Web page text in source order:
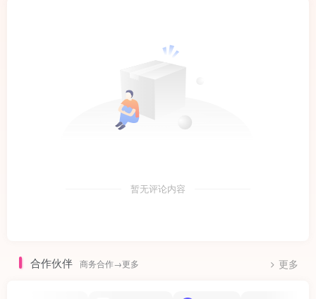
暂无评论内容
合作伙伴 商务合作→更多 更多